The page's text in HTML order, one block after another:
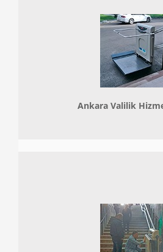
Ankara Valilik